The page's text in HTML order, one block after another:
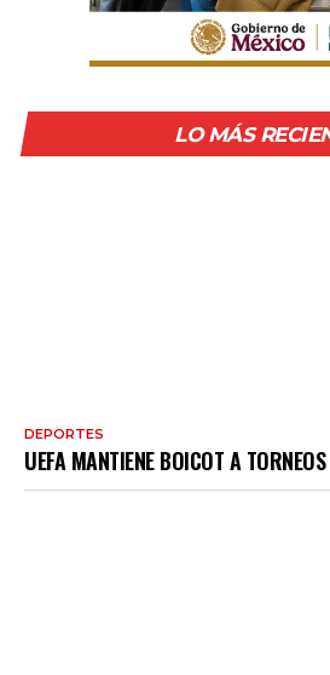
LO MÁS
DEPORTES
UEFA MANTIENE BOICOT A